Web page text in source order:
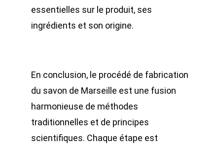
essentielles sur le produit, ses
ingrédients et son origine.
En conclusion, le procédé de fabrication
du savon de Marseille est une fusion
harmonieuse de méthodes
traditionnelles et de principes
scientifiques. Chaque étape est